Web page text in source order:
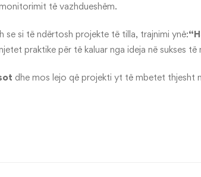
të vazhdueshëm.
se si të ndërtosh projekte të tilla, trajnimi ynë:
praktike për të kaluar nga ideja në sukses të
dhe mos lejo që projekti yt të mbetet thjesht